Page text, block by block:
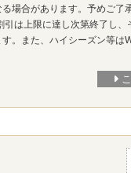
る場合があります。予めご了
は上限に達し次第終了し、
す。また、ハイシーズン等は